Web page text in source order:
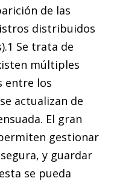
de las
distribuidos
1 Se trata de
múltiples
entre los
actualizan de
El gran
gestionar
, y guardar
se pueda